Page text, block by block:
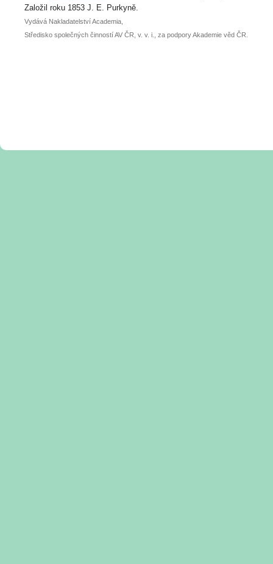
posteru je už 30. června.
Založil roku 1853 J. E. Purkyně.
Vydává Nakladatelství Academia,
Středisko společných činností AV ČR, v. v. i., za podpory Akademie věd ČR.